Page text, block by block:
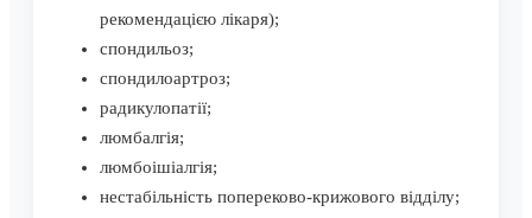
рекомендацією лікаря);
спондильоз;
спондилоартроз;
радикулопатії;
люмбалгія;
люмбоішіалгія;
нестабільність попереково-крижового відділу;